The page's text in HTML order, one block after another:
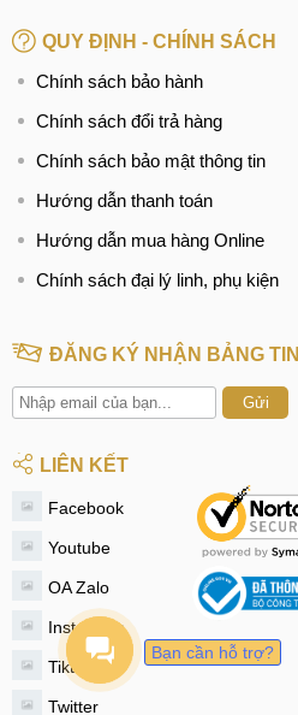
QUY ĐỊNH - CHÍNH SÁCH
Chính sách bảo hành
Chính sách đổi trả hàng
Chính sách bảo mật thông tin
Hướng dẫn thanh toán
Hướng dẫn mua hàng Online
Chính sách đại lý linh, phụ kiện
ĐĂNG KÝ NHẬN BẢNG TIN
Gửi
LIÊN KẾT
Facebook
Youtube
OA Zalo
Instagram
Tiktok
Twitter
Bạn cần hỗ trợ?